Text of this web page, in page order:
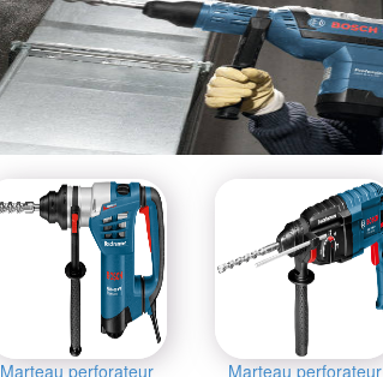
Marteau perforateur Marteau perforateur